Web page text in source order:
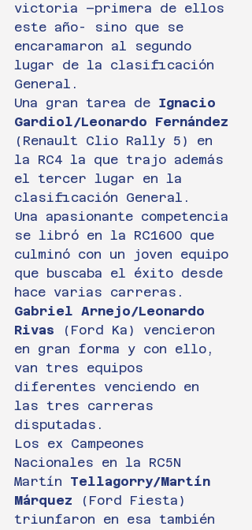
victoria –primera de ellos
este año- sino que se
encaramaron al segundo
lugar de la clasificación
General.
Una gran tarea de Ignacio
Gardiol/Leonardo Fernández
(Renault Clio Rally 5) en
la RC4 la que trajo además
el tercer lugar en la
clasificación General.
Una apasionante competencia
se libró en la RC1600 que
culminó con un joven equipo
que buscaba el éxito desde
hace varias carreras.
Gabriel Arnejo/Leonardo
Rivas
(Ford Ka) vencieron
en gran forma y con ello,
van tres equipos
diferentes venciendo en
las tres carreras
disputadas.
Los ex Campeones
Nacionales en la RC5N
Martín Tellagorry/Martín
Márquez
(Ford Fiesta)
triunfaron en esa también